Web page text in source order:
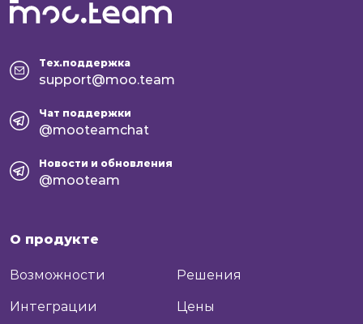
Тех.поддержка
support@moo.team
Чат поддержки
@mooteamchat
Новости и обновления
@mooteam
О продукте
Возможности Решения
Интеграции Цены